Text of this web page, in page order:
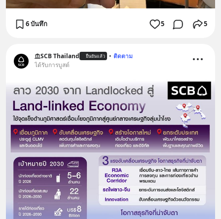
6 บันทึก 5 5
SCB Thailand ยืนยันแล้ว • ติดตาม
ได้รับการบูสต์